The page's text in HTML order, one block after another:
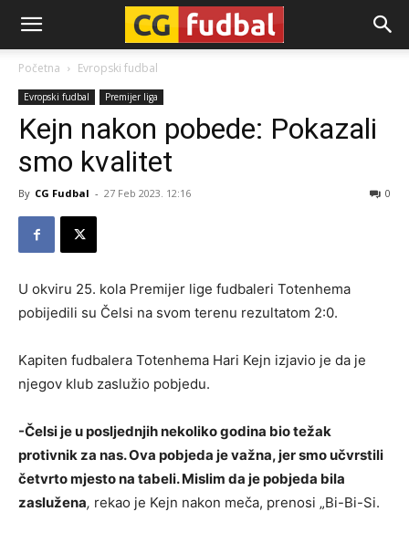
CG-
Fudbal
Početna Evropski fudbal
Evropski fudbal Premijer liga
Kejn nakon pobede: Pokazali
smo kvalitet
By CG Fudbal - 27 Feb 2023. 12:16 0
U okviru 25. kola Premijer lige fudbaleri Totenhema
pobijedili su Čelsi na svom terenu rezultatom 2:0.
Kapiten fudbalera Totenhema Hari Kejn izjavio je da je
njegov klub zaslužio pobjedu.
-Čelsi je u posljednjih nekoliko godina bio težak
protivnik za nas. Ova pobjeda je važna, jer smo učvrstili
četvrto mjesto na tabeli. Mislim da je pobjeda bila
zaslužena, rekao je Kejn nakon meča, prenosi „Bi-Bi-Si.